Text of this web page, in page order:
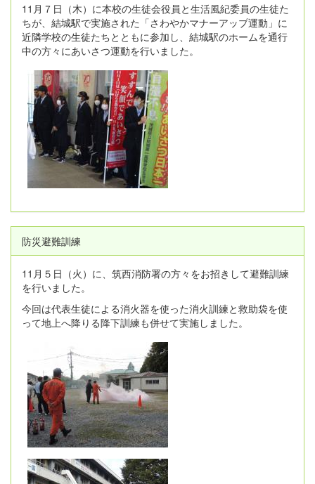
11月７日（木）に本校の生徒会役員と生活風紀委員の生徒た
ちが、結城駅で実施された「さわやかマナーアップ運動」に
近隣学校の生徒たちとともに参加し、結城駅のホームを通行
中の方々にあいさつ運動を行いました。
防災避難訓練
11月５日（火）に、筑西消防署の方々をお招きして避難訓練
を行いました。
今回は代表生徒による消火器を使った消火訓練と救助袋を使
って地上へ降りる降下訓練も併せて実施しました。